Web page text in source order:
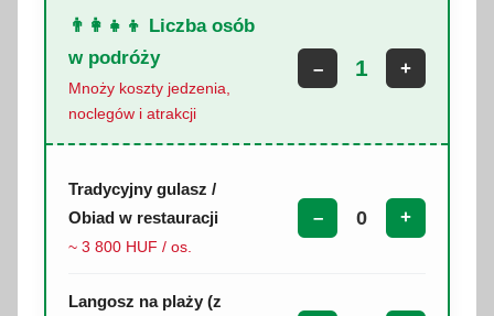
👨‍👩‍👧‍👦 Liczba osób
w podróży
Mnoży koszty jedzenia,
noclegów i atrakcji
– +
Tradycyjny gulasz /
Obiad w restauracji
~ 3 800 HUF / os.
– +
Langosz na plaży (z